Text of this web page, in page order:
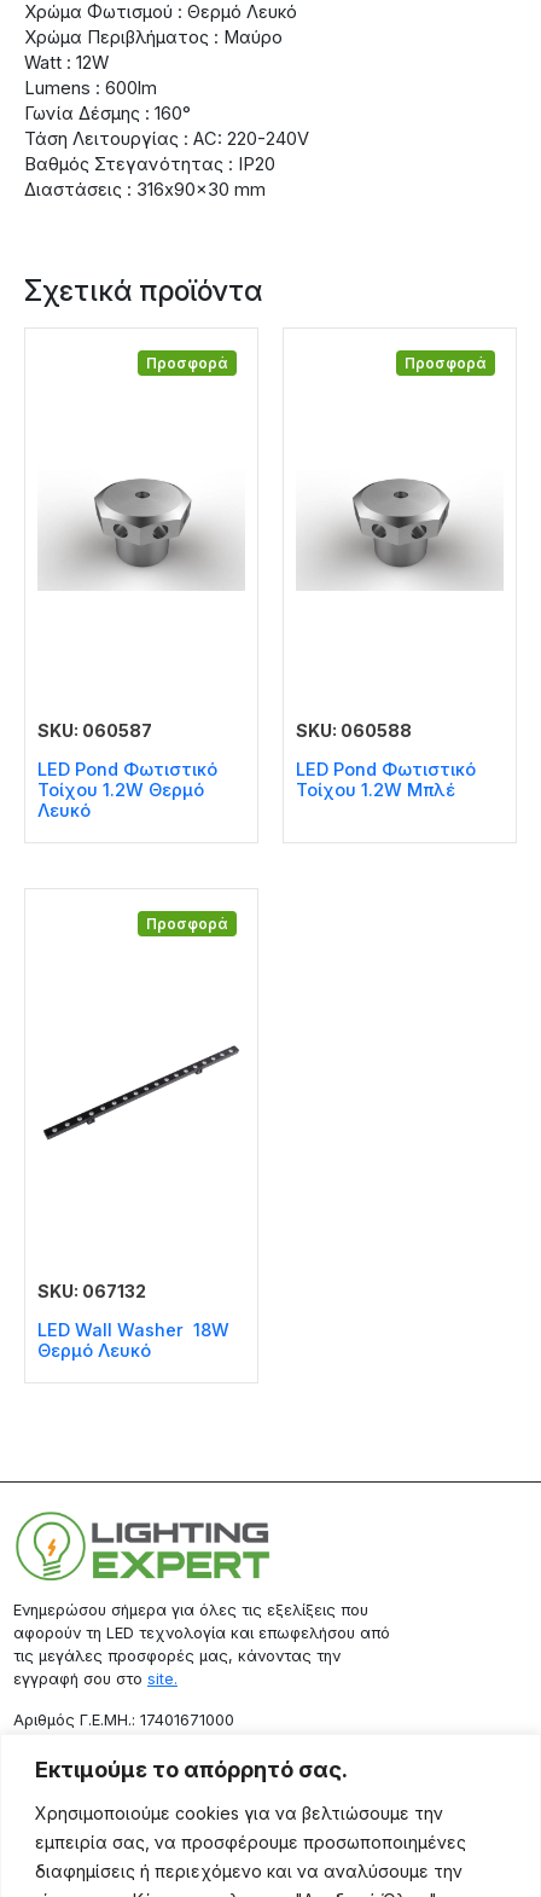
Εκτιμούμε το απόρρητό σας.
Χρησιμοποιούμε cookies για να βελτιώσουμε την
εμπειρία σας, να προσφέρουμε προσωποποιημένες
διαφημίσεις ή περιεχόμενο και να αναλύσουμε την
Χρώμα Φωτισμού : Θερμό Λευκό
Χρώμα Περιβλήματος : Μαύρο
Watt : 12W
Lumens : 600lm
Γωνία Δέσμης : 160°
Τάση Λειτουργίας : AC: 220-240V
Βαθμός Στεγανότητας : IP20
Διαστάσεις : 316x90x30 mm
Σχετικά προϊόντα
Προσφορά
SKU: 060587
LED Pond Φωτιστικό
Τοίχου 1.2W Θερμό
Λευκό
Προσφορά
SKU: 060588
LED Pond Φωτιστικό
Τοίχου 1.2W Μπλέ
Προσφορά
SKU: 067132
LED Wall Washer 18W
Θερμό Λευκό
Ενημερώσου σήμερα για όλες τις εξελίξεις που
αφορούν τη LED τεχνολογία και επωφελήσου από
τις μεγάλες προσφορές μας, κάνοντας την
εγγραφή σου στο site.
Aριθμός Γ.Ε.ΜΗ.: 17401671000
Επικοινωνία
Ρόδου 133, Αθήνα 10443
(+30) 211 725 5427
sales@lightingexpert.gr